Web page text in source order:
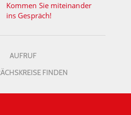
Kommen Sie miteinander
ins Gespräch!
AUFRUF
FINDEN